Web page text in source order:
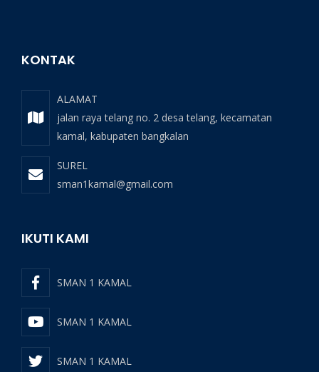
KONTAK
ALAMAT
jalan raya telang no. 2 desa telang, kecamatan
kamal, kabupaten bangkalan
SUREL
sman1kamal@gmail.com
IKUTI KAMI
SMAN 1 KAMAL
SMAN 1 KAMAL
SMAN 1 KAMAL